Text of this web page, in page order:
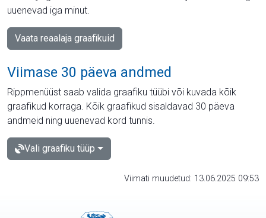
uuenevad iga minut.
Vaata reaalaja graafikuid
Viimase 30 päeva andmed
Rippmenüüst saab valida graafiku tüübi või kuvada kõik
graafikud korraga. Kõik graafikud sisaldavad 30 päeva
andmeid ning uuenevad kord tunnis.
Vali graafiku tüüp
Viimati muudetud: 13.06.2025 09:53